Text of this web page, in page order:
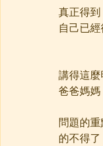
真正得
自己已
講得這
爸爸媽
問題的
的不得了